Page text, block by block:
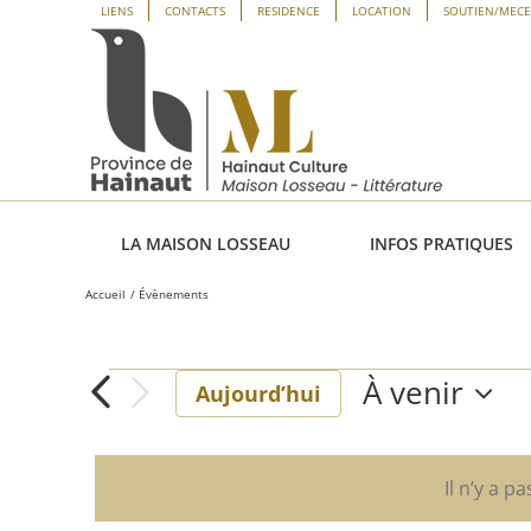
Panneau de gestion des cookies
LIENS CONTACTS RESIDENCE LOCATION SOUTIEN/
LA MAISON LOSSEAU INFOS PRATIQUES
Accueil Évènements
Évènements
Il n’y a
Aujourd’hui
À venir
une